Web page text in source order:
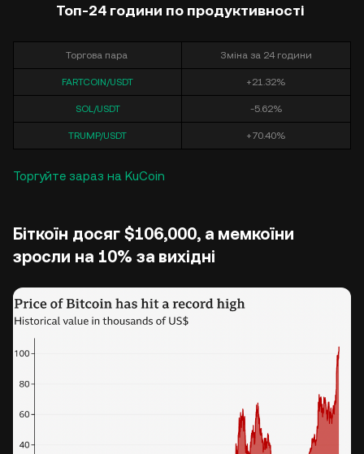
Топ-24 години по продуктивності
Торгова пара Зміна за 24 години
FARTCOIN/USDT +21.32%
SOL/USDT -5.62%
TRUMP/USDT +70.40%
Торгуйте зараз на KuCoin
Біткоїн досяг $106,000, а мемкоїни
зросли на 10% за вихідні